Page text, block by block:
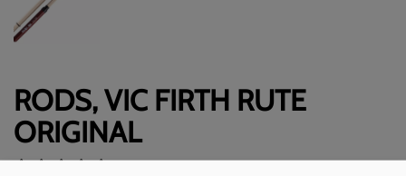
RODS, VIC FIRTH RUTE
ORIGINAL